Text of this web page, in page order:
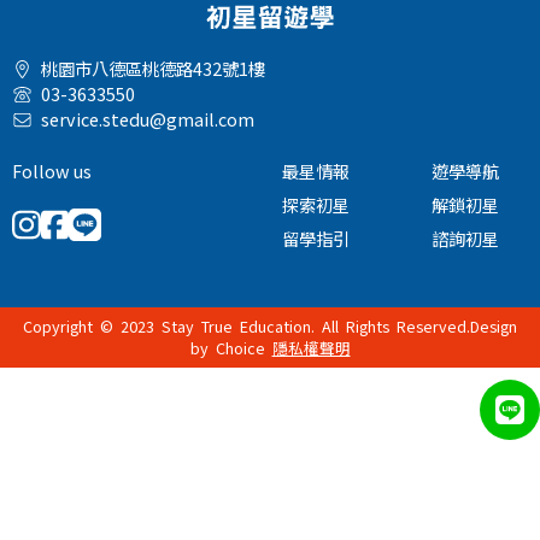
桃園市八德區桃德路432號1樓
03-3633550
service.stedu@gmail.com
Follow us
最星情報
探索初星
留學指引
遊學導航
解鎖初星
諮詢初星
Copyright © 2023 Stay True Education. All Rights Reserved.Design
by Choice 隱私權聲明